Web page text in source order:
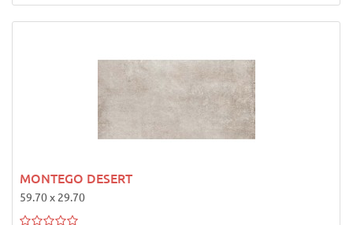
MONTEGO DESERT
59.70 x 29.70